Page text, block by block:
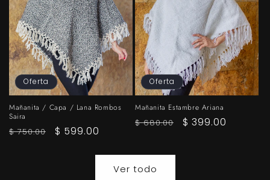
Oferta
Mañanita / Capa / Lana Rombos
Saira
Precio
$ 750.00
Precio
$ 599.00
Oferta
Mañanita Estambre Ariana
Precio
$ 680.00
Precio
$ 399.00
Ver todo